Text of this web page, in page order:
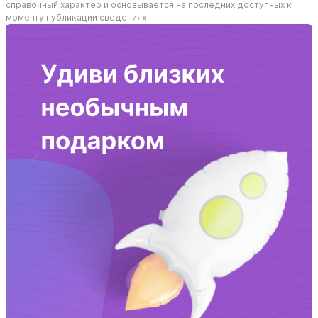
справочный характер и основывается на последних доступных к
моменту публикации сведениях